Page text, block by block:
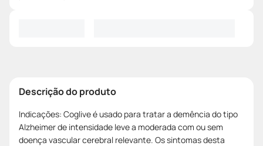
Descrição do produto
Indicações: Coglive é usado para tratar a demência do tipo
Alzheimer de intensidade leve a moderada com ou sem
doença vascular cerebral relevante. Os sintomas desta